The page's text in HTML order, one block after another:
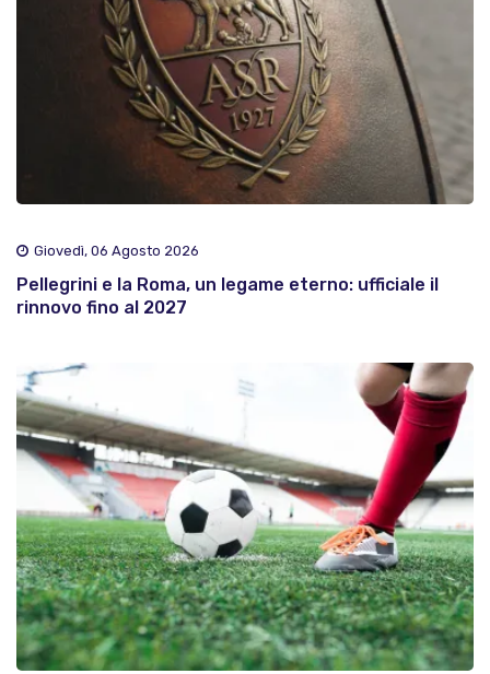
Giovedì, 06 Agosto 2026
Pellegrini e la Roma, un legame eterno: ufficiale il
rinnovo fino al 2027